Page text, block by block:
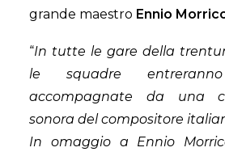
grande maestro Ennio
“In tutte le gare della
le squadre
accompagnate da una
sonora del compositore
In omaggio a Ennio